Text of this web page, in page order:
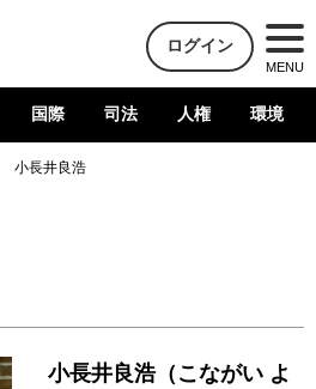
ログイン
MENU
国際 司法 人権 環境
小長井良浩
小長井良浩（こながい よ